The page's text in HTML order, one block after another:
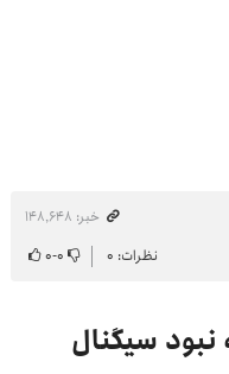
خبر: ۱۴۸٬۶۴۸
نظرات: ۰ ۰-۰
سیگنال